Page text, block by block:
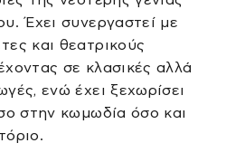
Έχει συνεργαστεί με
και θεατρικούς
σε κλασικές αλλά
ενώ έχει ξεχωρίσει
στην κωμωδία όσο και